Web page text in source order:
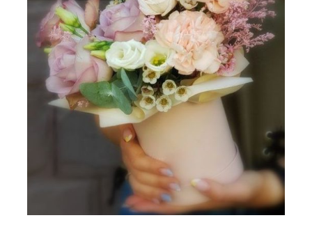
a
termékoldalon
választhatók
ki